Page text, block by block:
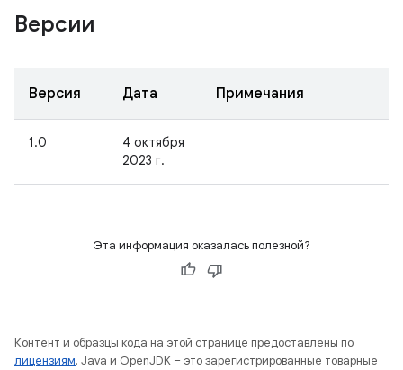
Версии
Версия Дата Примечания
1.0
4 октября
2023 г.
Эта информация оказалась полезной?
Контент и образцы кода на этой странице предоставлены по
лицензиям. Java и OpenJDK – это зарегистрированные товарные